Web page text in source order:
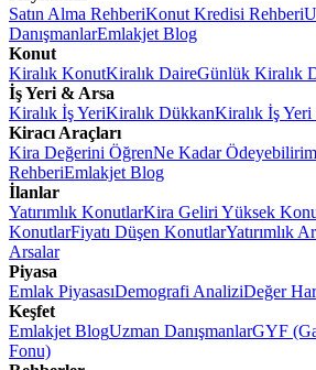
Satın Alma RehberiKonut Kredisi Rehberi
DanışmanlarEmlakjet Blog
Konut
Kiralık KonutKiralık DaireGünlük Kiralık
İş Yeri & Arsa
Kiralık İş YeriKiralık DükkanKiralık İş Yeri
Kiracı Araçları
Kira Değerini ÖğrenNe Kadar Ödeyebilirim
RehberiEmlakjet Blog
İlanlar
Yatırımlık KonutlarKira Geliri Yüksek
KonutlarFiyatı Düşen KonutlarYatırımlık
Arsalar
Piyasa
Emlak PiyasasıDemografi AnaliziDeğer
Keşfet
Emlakjet BlogUzman DanışmanlarGYF
Fonu)